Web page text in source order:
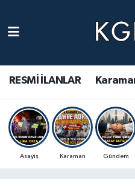
RESMİ İLANLAR
Asayiş Karaman Gündem
Gündem Haberleri
Güncel Haberler
Spor Haberleri